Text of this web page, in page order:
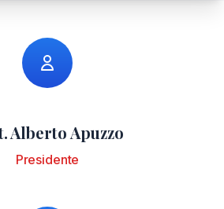
Alberto Apuzzo
Presidente